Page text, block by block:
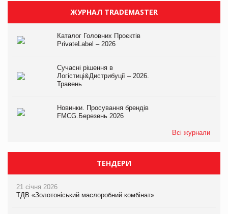
ЖУРНАЛ TRADEMASTER
Каталог Головних Проєктів
PrivateLabel – 2026
Сучасні рішення в
Логістиці&Дистрибуції – 2026.
Травень
Новинки. Просування брендів
FMCG.Березень 2026
Всі журнали
ТЕНДЕРИ
21 січня 2026
ТДВ «Золотоніський маслоробний комбінат»